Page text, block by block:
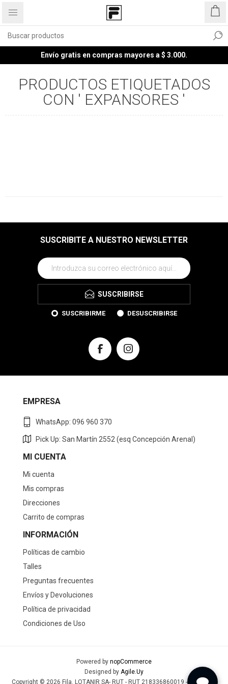
Envío gratis en compras mayores a $ 3.000.
PRODUCTOS ETIQUETADOS
CON ' EXPANSORES '
SUSCRIBITE A NUESTRO NEWSLETTER
SUSCRIBIRSE
SUSCRIBIRME DESUSCRIBIRSE
EMPRESA
WhatsApp: 096 960 370
Pick Up: San Martín 2552 (esq Concepción Arenal)
MI CUENTA
Mi cuenta
Mis compras
Direcciones
Carrito de compras
INFORMACIÓN
Políticas de cambio
Talles
Preguntas frecuentes
Envíos y Devoluciones
Política de privacidad
Condiciones de Uso
Powered by nopCommerce
Designed by Agile.Uy
Copyright © 2026 Fila. LOTANIR SA- RUT - RUT 218336860019 - Todos los